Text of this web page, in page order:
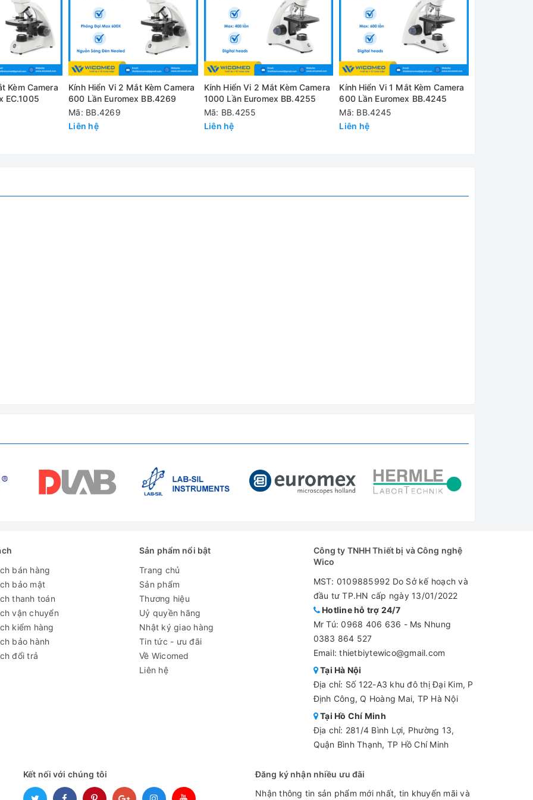
4x N.A. 0.10, 10x N.A. 0.25, S40x N.A. 0.65, S100x N.A.1.25 oil
dụng)
kính loại 4 vị trí (1 cái), Bàn để mẫu cơ học (1 cái), Đèn LED 3 Watt (1
cái)
Kèm Camera
EC.1005
Kính Hiển Vi 2 Mắt Kèm Camera
600 Lần Euromex BB.4269
Mã: BB.4269
Liên hệ
Kính Hiển Vi 2 Mắt Kèm Camera
1000 Lần Euromex BB.4255
Mã: BB.4255
Liên hệ
Kính Hiển Vi 1 Mắt Kèm Camera
600 Lần Euromex BB.4245
Mã: BB.4245
Liên hệ
bán hàng
bảo mật
thanh toán
vận chuyển
kiểm hàng
bảo hành
đổi trả
Sản phẩm nổi bật
Trang chủ
Sản phẩm
Thương hiệu
Uỷ quyền hãng
Nhật ký giao hàng
Tin tức - ưu đãi
Về Wicomed
Liên hệ
Công ty TNHH Thiết bị và Công nghệ
Wico
MST: 0109885992 Do Sở kế hoạch và
đầu tư TP.HN cấp ngày 13/01/2022
Hotline hỗ trợ 24/7
Mr Tú:0968 406 636 - Ms Nhung
0383 864 527
Email: thietbiytewico@gmail.com
Tại Hà Nội
Địa chỉ: Số 122-A3 khu đô thị Đại Kim, P
Định Công, Q Hoàng Mai, TP Hà Nội
Tại Hồ Chí Minh
Địa chỉ: 281/4 Bình Lợi, Phường 13,
Quận Bình Thạnh, TP Hồ Chí Minh
Kết nối với chúng tôi
Đăng ký nhận nhiều ưu đãi
Nhận thông tin sản phẩm mới nhất, tin khuyến mãi và